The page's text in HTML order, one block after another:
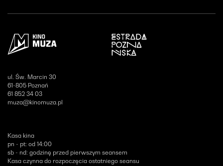
Otwiera się w nowym oknie
ul. Św. Marcin 30
61-805 Poznań
61 852 34 03
muza@kinomuza.pl
Kasa kina
pn - pt: od 14:00
sb - nd: godzinę przed pierwszym seansem
Kasa czynna do rozpoczęcia ostatniego seansu